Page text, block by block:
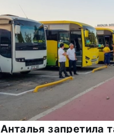
Анталья запретила